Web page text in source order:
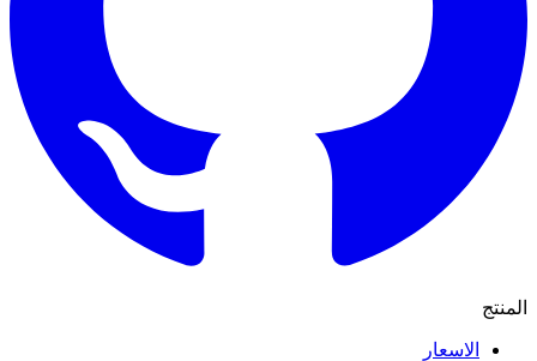
المنتج
الاسعار